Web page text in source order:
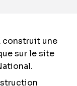
construit une
sur le site